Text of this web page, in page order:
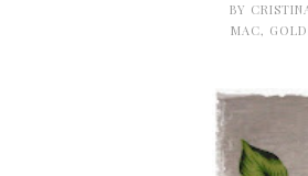
BY
MAC,